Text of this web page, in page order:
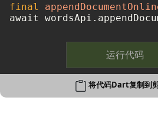
final
运行代码
将代码Dart复制到